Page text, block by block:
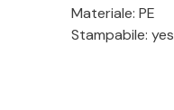
Materiale: PE
Stampabile: yes